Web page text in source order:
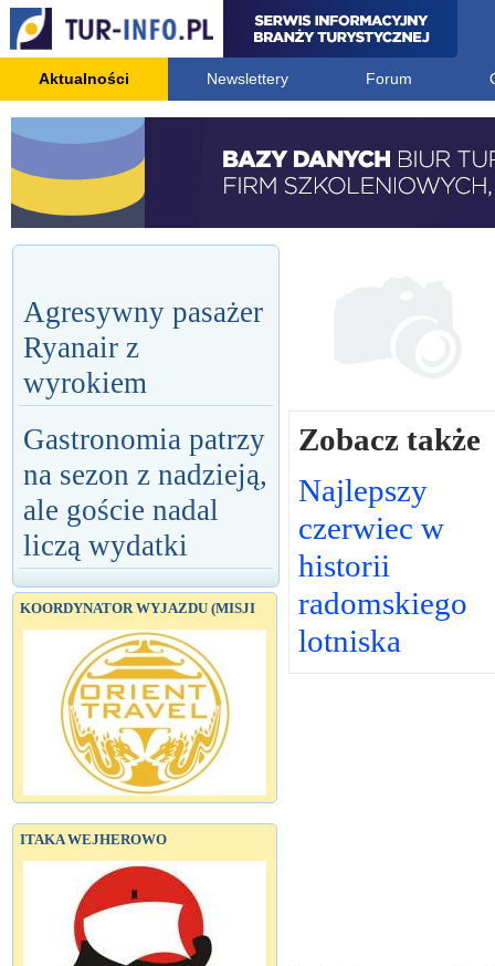
Aktualności Newslettery Forum
Agresywny pasażer
Ryanair z
wyrokiem
Gastronomia patrzy
na sezon z nadzieją,
ale goście nadal
liczą wydatki
KOORDYNATOR WYJAZDU (MISJI
ITAKA WEJHEROWO
Zobacz także
Najlepszy
czerwiec w
historii
radomskiego
lotniska